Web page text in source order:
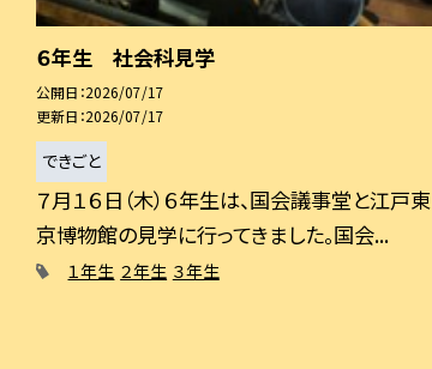
６年生 社会科見学
公開日 2026/07/17
更新日 2026/07/17
できごと
７月１６日（木）６年生は、国会議事堂と江戸東
京博物館の見学に行ってきました。国会...
１年生 ２年生 ３年生